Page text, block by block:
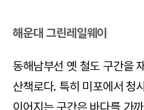
해운대 그린레일웨이
동해남부선 옛 철도 구간을
산책로다. 특히 미포에서 청
이어지는 구간은 바다를 가